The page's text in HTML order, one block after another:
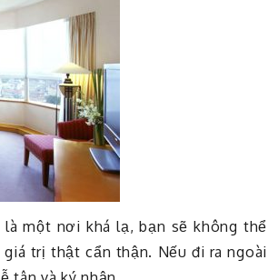
một nơi khá lạ, bạn sẽ không thể
trị thật cẩn thận. Nếu đi ra ngoài